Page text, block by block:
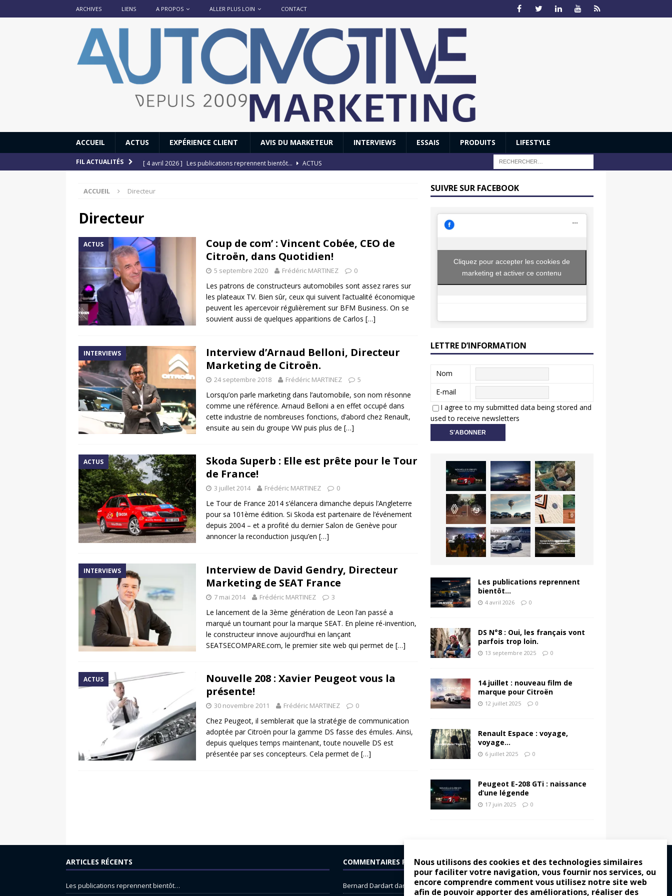
Nous utilisons des cookies et des technologies similaires
pour faciliter votre navigation, vous fournir nos services, ou
encore comprendre comment vous utilisez notre site web
afin de pouvoir apporter des améliorations, réaliser des
ARCHIVES LIENS A PROPOS ALLER PLUS LOIN CONTACT
ACCUEIL ACTUS EXPÉRIENCE CLIENT AVIS DU MARKETEUR INTERVIEWS ESSAIS PRODUITS LIFESTYLE
FIL ACTUALITÉS [ 4 avril 2026 ] Les publications reprennent bientôt…
ACTUS
[ 12 juillet 2025 ]
[ 11 avril 2020 ]
#StayHome : Honda dévoile un spot publicitaire… confiné! ACTUS
ACCUEIL Directeur
Directeur
ACTUS
Coup de com’ : Vincent Cobée, CEO de
Citroën, dans Quotidien!
5 septembre 2020 Frédéric MARTINEZ 0
Les patrons de constructeurs automobiles sont assez rares sur
les plateaux TV. Bien sûr, ceux qui suivent l’actualité économique
peuvent les apercevoir régulièrement sur BFM Business. On se
souvient aussi de quelques apparitions de Carlos […]
INTERVIEWS
Interview d’Arnaud Belloni, Directeur
Marketing de Citroën.
24 septembre 2018 Frédéric MARTINEZ 5
Lorsqu’on parle marketing dans l’automobile, son nom résonne
comme une référence. Arnaud Belloni a en effet occupé dans
cette industrie de nombreuses fonctions, d’abord chez Renault,
ensuite au sein du groupe VW puis plus de […]
ACTUS
Skoda Superb : Elle est prête pour le Tour
de France!
3 juillet 2014 Frédéric MARTINEZ 0
Le Tour de France 2014 s’élancera dimanche depuis l’Angleterre
pour sa 101ème édition. Si Skoda est partenaire de l’événement
depuis 2004 – et a profité du dernier Salon de Genève pour
annoncer la reconduction jusqu’en […]
INTERVIEWS
Interview de David Gendry, Directeur
Marketing de SEAT France
7 mai 2014 Frédéric MARTINEZ 3
Le lancement de la 3ème génération de Leon l’an passé a
marqué un tournant pour la marque SEAT. En pleine ré-invention,
le constructeur innove aujourd’hui en lançant
SEATSECOMPARE.com, le premier site web qui permet de […]
ACTUS
Nouvelle 208 : Xavier Peugeot vous la
présente!
30 novembre 2011 Frédéric MARTINEZ 0
Chez Peugeot, il semblerait que la stratégie de communication
adoptée par Citroën pour la gamme DS fasse des émules. Ainsi,
depuis quelques temps maintenant, toute nouvelle DS est
présentée par ses concepteurs. Cela permet de […]
SUIVRE SUR FACEBOOK
Cliquez pour accepter les cookies de
marketing et activer ce contenu
LETTRE D’INFORMATION
Nom
E-mail
I agree to my submitted data being stored and
used to receive newsletters
Les publications reprennent
bientôt…
4 avril 2026 0
DS N°8 : Oui, les français vont
parfois trop loin.
13 septembre 2025 0
14 juillet : nouveau film de
marque pour Citroën
12 juillet 2025 0
Renault Espace : voyage,
voyage…
6 juillet 2025 0
Peugeot E-208 GTi : naissance
d’une légende
17 juin 2025 0
ARTICLES RÉCENTS
Les publications reprennent bientôt…
COMMENTAIRES RÉCENTS
Bernard Dardartdans Dacia Sandero : pour les gens vrais